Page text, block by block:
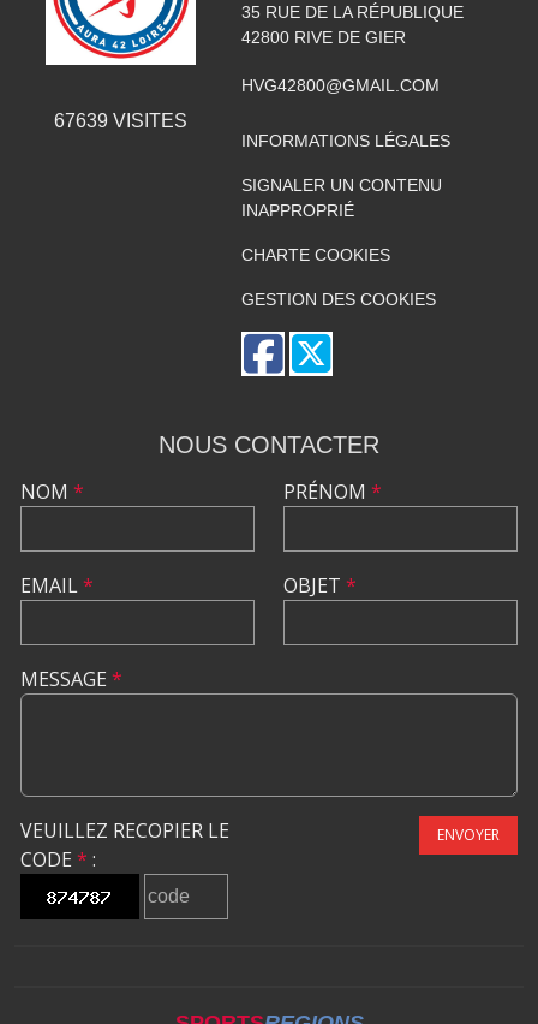
67639 VISITES
35 RUE DE LA RÉPUBLIQUE
42800 RIVE DE GIER
HVG42800@GMAIL.COM
INFORMATIONS LÉGALES
SIGNALER UN CONTENU
INAPPROPRIÉ
CHARTE COOKIES
GESTION DES COOKIES
NOUS CONTACTER
NOM *
EMAIL*
PRÉNOM *
OBJET *
MESSAGE *
VEUILLEZ RECOPIER LE
CODE * :
ENVOYER